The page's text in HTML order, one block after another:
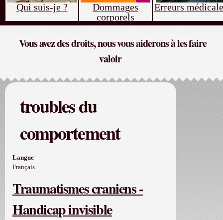
Qui suis-je ?
Dommages
corporels
Erreurs
Vous avez des droits, nous vous aiderons à les faire
valoir
troubles du
comportement
Langue
Français
Traumatismes craniens -
Handicap invisible